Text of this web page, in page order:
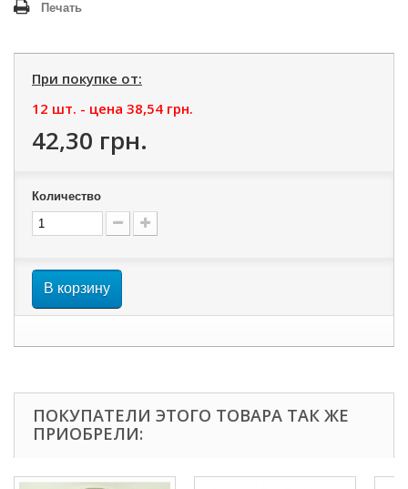
Печать
При покупке от:
12 шт. - цена 38,54 грн.
42,30 грн.
Количество
В корзину
ПОКУПАТЕЛИ ЭТОГО ТОВАРА ТАК ЖЕ
ПРИОБРЕЛИ: